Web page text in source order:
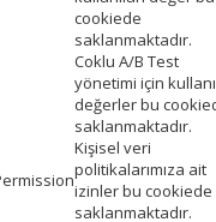
cookiede
saklanmaktadır.
Coklu A/B Test
yönetimi için
değerler bu
saklanmaktadır.
Kişisel veri
politikalarımıza ait
izinler bu cookiede
saklanmaktadır.